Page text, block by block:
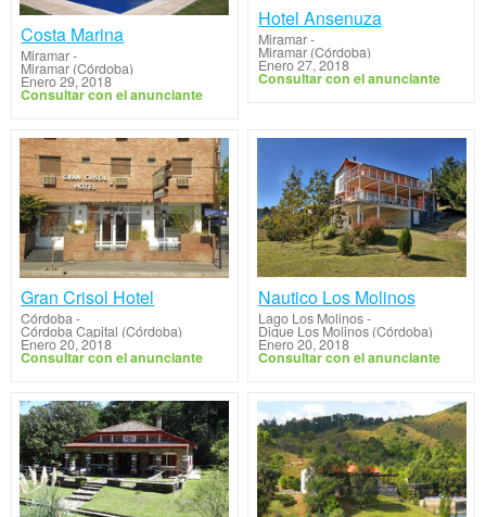
Costa Marina
Miramar-
Miramar (Córdoba)
Enero 29, 2018
Consultar con el anunciante
Hotel Ansenuza
Miramar-
Miramar (Córdoba)
Enero 27, 2018
Consultar con el anunciante
Gran Crisol Hotel
Córdoba-
Córdoba Capital (Córdoba)
Enero 20, 2018
Consultar con el anunciante
Nautico Los Molinos
Lago Los Molinos-
Dique Los Molinos (Córdoba)
Enero 20, 2018
Consultar con el anunciante